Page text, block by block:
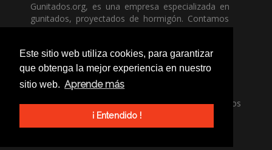
Este sitio web utiliza cookies, para garantizar
que obtenga la mejor experiencia en nuestro
sitio web. Aprende más
¡ Entendido !
Gunitados.org, es una empresa especializada en
gunitados, proyectados de hormigón. Contamos
con todos los medios humanos y técnicos, para
competencia.
Si necesita una empresa de gunitados, no dude
en llamarnos, nuestros técnicos estran encantados
de poder ayudarle, ya sea usted particular o
profesional.